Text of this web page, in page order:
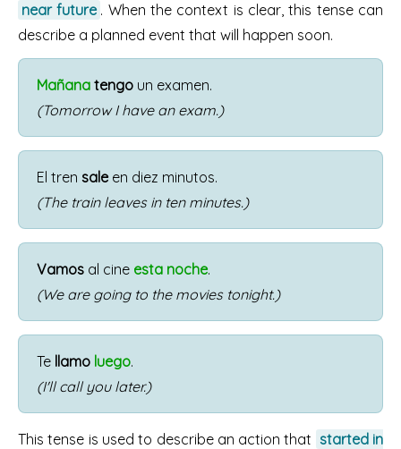
near future . When the context is clear, this tense can
describe a planned event that will happen soon.
Mañana tengo un examen.
(Tomorrow I have an exam.)
El tren saleen diez minutos.
(The train leaves in ten minutes.)
Vamos al cine esta noche.
(We are going to the movies tonight.)
Te llamo luego.
(I'll call you later.)
This tense is used to describe an action that started in